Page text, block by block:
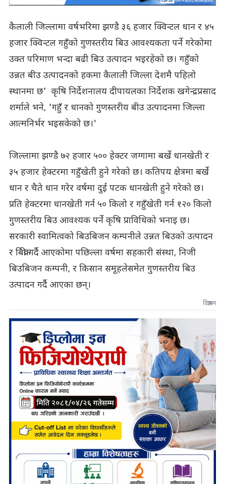
कैलाली जिल्लामा वर्षभरिमा झण्डै ३६ हजार क्विन्टल धान र ४५
हजार क्विन्टल गहुँको गुणस्तरीय बिउ आवश्यकता पर्ने गरेकोमा
उक्त परिमाण भन्दा बढी बिउ उत्पादन भइरहेको छ। गहुँको
उन्नत बीउ उत्पादनको हकमा कैलाली जिल्ला देशमै पहिलो
स्थानमा छ' कृषि निर्देशनालय दीपायलका निर्देशक खगेन्द्रप्रसाद
शर्माले भने, 'गहुँ र धानको गुणस्तरीय बीउ उत्पादनमा जिल्ला
आत्मनिर्भर भइसकेको छ।'
जिल्लामा झण्डै ७२ हजार ५०० हेक्टर जग्गामा बर्खे धानखेती र
३५ हजार हेक्टरमा गहुँखेती हुने गरेको छ। कतिपय क्षेत्रमा बर्खे
धान र चैते धान गरेर वर्षमा दुई पटक धानखेती हुने गरेको छ।
प्रति हेक्टरमा धानखेती गर्न ५० किलो र गहुँखेती गर्न १२० किलो
गुणस्तरीय बिउ आवश्यक पर्ने कृषि प्राविधिको भनाइ छ।
सरकारी स्वामित्वको बिउबिजन कम्पनीले उन्नत बिउको उत्पादन
र बिक्री गर्दै आएकोमा पछिल्ला वर्षमा सहकारी संस्था, निजी
बिउबिजन कम्पनी, र किसान समूहलेसमेत गुणस्तरीय बिउ
उत्पादन गर्दै आएका छन्।
विज्ञापन